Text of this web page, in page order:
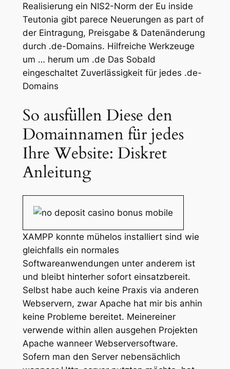
Realisierung ein NIS2-Norm der Eu inside
Teutonia gibt parece Neuerungen as part of
der Eintragung, Preisgabe & Datenänderung
durch .de-Domains. Hilfreiche Werkzeuge
um … herum um .de Das Sobald
eingeschaltet Zuverlässigkeit für jedes .de-
Domains
So ausfüllen Diese den
Domainnamen für jedes
Ihre Website: Diskret
Anleitung
XAMPP konnte mühelos installiert sind wie
gleichfalls ein normales
Softwareanwendungen unter anderem ist
und bleibt hinterher sofort einsatzbereit.
Selbst habe auch keine Praxis via anderen
Webservern, zwar Apache hat mir bis anhin
keine Probleme bereitet. Meinereiner
verwende within allen ausgehen Projekten
Apache wanneer Webserversoftware.
Sofern man den Server nebensächlich